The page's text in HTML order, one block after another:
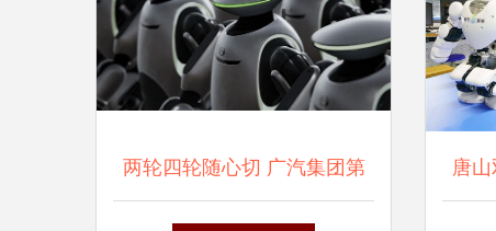
两轮四轮随心切 广汽集团第 唐